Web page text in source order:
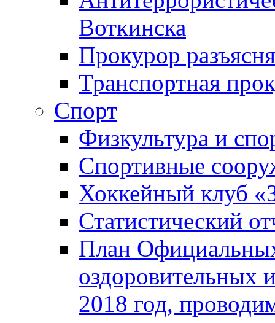
Воткинска
Прокурор
Транспортная
Спорт
Физкультура и
Спортивные
Хоккейный клуб
Статистический
План
оздоровительных
2018 год,